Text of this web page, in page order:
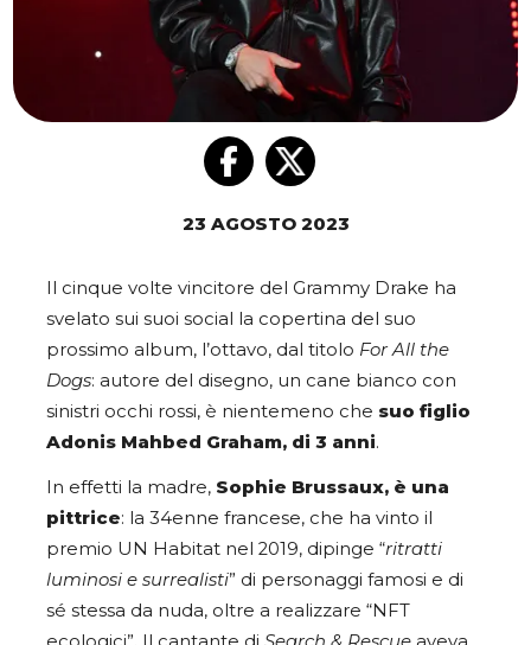
23 AGOSTO 2023
Il cinque volte vincitore del Grammy Drake ha
svelato sui suoi social la copertina del suo
prossimo album, l’ottavo, dal titolo For All the
Dogs: autore del disegno, un cane bianco con
sinistri occhi rossi, è nientemeno che suo figlio
Adonis Mahbed Graham, di 3 anni.
In effetti la madre, Sophie Brussaux, è una
pittrice: la 34enne francese, che ha vinto il
premio UN Habitat nel 2019, dipinge “ritratti
luminosi e surrealisti” di personaggi famosi e di
sé stessa da nuda, oltre a realizzare “NFT